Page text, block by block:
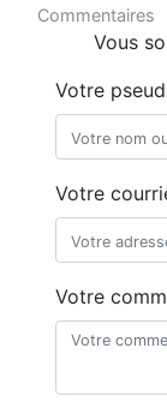
Commentaires
Vous
Votre
Votre
Votre